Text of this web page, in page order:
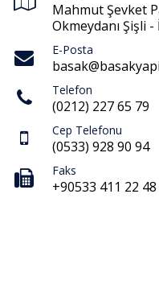
Mahmut Şevket
Okmeydanı Şişli
E-Posta
Telefon
(0212) 227 65 79
Cep Telefonu
(0533) 928 90 94
Faks
+90533 411 22 48